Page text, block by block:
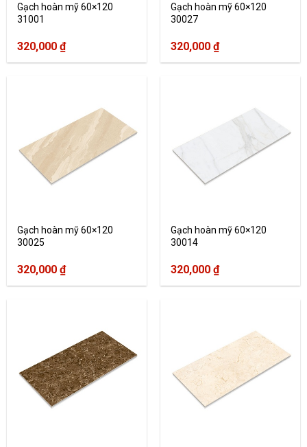
Gạch hoàn mỹ 60×120
31001
320,000 ₫
Gạch hoàn mỹ 60×120
30027
320,000 ₫
Gạch hoàn mỹ 60×120
30025
320,000 ₫
Gạch hoàn mỹ 60×120
30014
320,000 ₫